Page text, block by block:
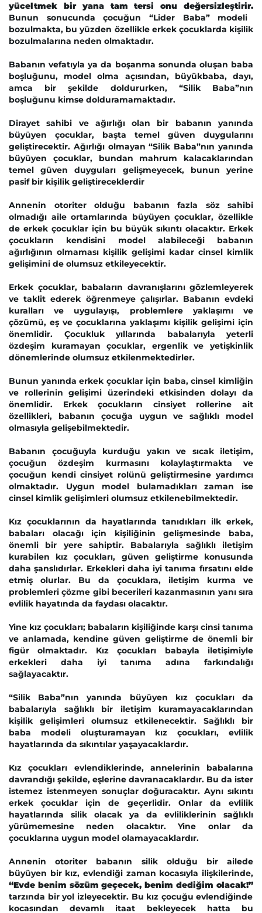
yüceltmek bir yana tam tersi onu değersizleştirir.
Bunun sonucunda çocuğun “Lider Baba” modeli
bozulmakta, bu yüzden özellikle erkek çocuklarda kişilik
bozulmalarına neden olmaktadır.
Babanın vefatıyla ya da boşanma sonunda oluşan baba
boşluğunu, model olma açısından, büyükbaba, dayı,
amca bir şekilde doldururken, “Silik Baba”nın
boşluğunu kimse dolduramamaktadır.
Dirayet sahibi ve ağırlığı olan bir babanın yanında
büyüyen çocuklar, başta temel güven duygularını
geliştirecektir. Ağırlığı olmayan “Silik Baba”nın yanında
büyüyen çocuklar, bundan mahrum kalacaklarından
temel güven duyguları gelişmeyecek, bunun yerine
pasif bir kişilik geliştireceklerdir
Annenin otoriter olduğu babanın fazla söz sahibi
olmadığı aile ortamlarında büyüyen çocuklar, özellikle
de erkek çocuklar için bu büyük sıkıntı olacaktır. Erkek
çocukların kendisini model alabileceği babanın
ağırlığının olmaması kişilik gelişimi kadar cinsel kimlik
gelişimini de olumsuz etkileyecektir.
Erkek çocuklar, babaların davranışlarını gözlemleyerek
ve taklit ederek öğrenmeye çalışırlar. Babanın evdeki
kuralları ve uygulayışı, problemlere yaklaşımı ve
çözümü, eş ve çocuklarına yaklaşımı kişilik gelişimi için
önemlidir. Çocukluk yıllarında babalarıyla yeterli
özdeşim kuramayan çocuklar, ergenlik ve yetişkinlik
dönemlerinde olumsuz etkilenmektedirler.
Bunun yanında erkek çocuklar için baba, cinsel kimliğin
ve rollerinin gelişimi üzerindeki etkisinden dolayı da
önemlidir. Erkek çocukların cinsiyet rollerine ait
özellikleri, babanın çocuğa uygun ve sağlıklı model
olmasıyla gelişebilmektedir.
Babanın çocuğuyla kurduğu yakın ve sıcak iletişim,
çocuğun özdeşim kurmasını kolaylaştırmakta ve
çocuğun kendi cinsiyet rolünü geliştirmesine yardımcı
olmaktadır. Uygun model bulamadıkları zaman ise
cinsel kimlik gelişimleri olumsuz etkilenebilmektedir.
Kız çocuklarının da hayatlarında tanıdıkları ilk erkek,
babaları olacağı için kişiliğinin gelişmesinde baba,
önemli bir yere sahiptir. Babalarıyla sağlıklı iletişim
kurabilen kız çocukları, güven geliştirme konusunda
daha şanslıdırlar. Erkekleri daha iyi tanıma fırsatını elde
etmiş olurlar. Bu da çocuklara, iletişim kurma ve
problemleri çözme gibi becerileri kazanmasının yanı sıra
evlilik hayatında da faydası olacaktır.
Yine kız çocukları; babaların kişiliğinde karşı cinsi tanıma
ve anlamada, kendine güven geliştirme de önemli bir
figür olmaktadır. Kız çocukları babayla iletişimiyle
erkekleri daha iyi tanıma adına farkındalığı
sağlayacaktır.
“Silik Baba”nın yanında büyüyen kız çocukları da
babalarıyla sağlıklı bir iletişim kuramayacaklarından
kişilik gelişimleri olumsuz etkilenecektir. Sağlıklı bir
baba modeli oluşturamayan kız çocukları, evlilik
hayatlarında da sıkıntılar yaşayacaklardır.
Kız çocukları evlendiklerinde, annelerinin babalarına
davrandığı şekilde, eşlerine davranacaklardır. Bu da ister
istemez istenmeyen sonuçlar doğuracaktır. Aynı sıkıntı
erkek çocuklar için de geçerlidir. Onlar da evlilik
hayatlarında silik olacak ya da evliliklerinin sağlıklı
yürümemesine neden olacaktır. Yine onlar da
çocuklarına uygun model olamayacaklardır.
Annenin otoriter babanın silik olduğu bir ailede
büyüyen bir kız, evlendiği zaman kocasıyla ilişkilerinde,
“Evde benim sözüm geçecek, benim dediğim olacak!”
tarzında bir yol izleyecektir. Bu kız çocuğu evlendiğinde
kocasından devamlı itaat bekleyecek hatta bu